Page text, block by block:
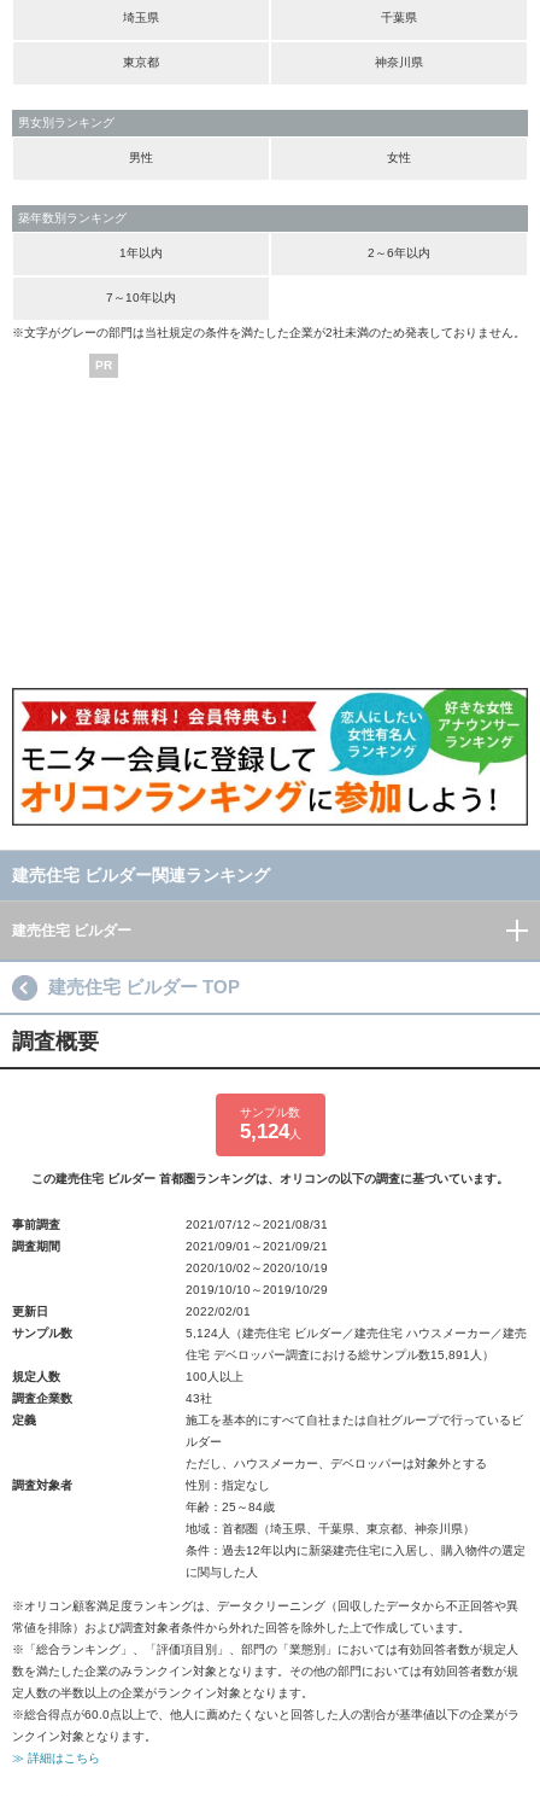
埼玉県 千葉県
東京都 神奈川県
男女別ランキング
男性 女性
築年数別ランキング
1年以内 2～6年以内
7～10年以内
※文字がグレーの部門は当社規定の条件を満たした企業が2社未満のため発表しておりません。
PR
建売住宅 ビルダー関連ランキング
建売住宅 ビルダー
建売住宅 ビルダー TOP
調査概要
サンプル数
5,124人
この建売住宅 ビルダー 首都圏ランキングは、オリコンの以下の調査に基づいています。
事前調査
2021/07/12～2021/08/31
調査期間
2021/09/01～2021/09/21
2020/10/02～2020/10/19
2019/10/10～2019/10/29
更新日
2022/02/01
サンプル数
5,124人（建売住宅 ビルダー／建売住宅 ハウスメーカー／建売
住宅 デベロッパー調査における総サンプル数15,891人）
規定人数
100人以上
調査企業数
43社
定義
施工を基本的にすべて自社または自社グループで行っているビ
ルダー
ただし、ハウスメーカー、デベロッパーは対象外とする
調査対象者
性別：指定なし
年齢：25～84歳
地域：首都圏（埼玉県、千葉県、東京都、神奈川県）
条件：過去12年以内に新築建売住宅に入居し、購入物件の選定
に関与した人
※オリコン顧客満足度ランキングは、データクリーニング（回収したデータから不正回答や異
常値を排除）および調査対象者条件から外れた回答を除外した上で作成しています。
※「総合ランキング」、「評価項目別」、部門の「業態別」においては有効回答者数が規定人
数を満たした企業のみランクイン対象となります。その他の部門においては有効回答者数が規
定人数の半数以上の企業がランクイン対象となります。
※総合得点が60.0点以上で、他人に薦めたくないと回答した人の割合が基準値以下の企業がラ
ンクイン対象となります。
≫ 詳細はこちら